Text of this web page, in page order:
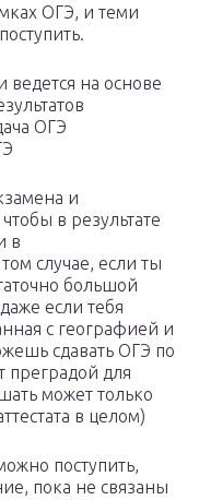
ОГЭ, и теми
на основе
ОГЭ
и
в результате
в
случае, если ты
большой
если тебя
с географией и
сдавать ОГЭ по
преградой для
может только
в целом)
поступить,
пока не связаны